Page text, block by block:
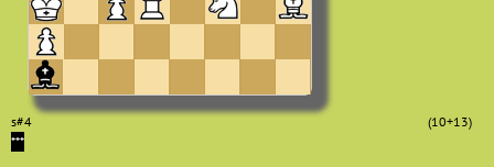
s#4
(10+13)
***